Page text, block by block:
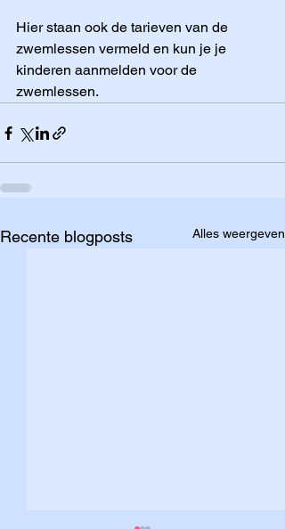
Hier staan ook de tarieven van de
zwemlessen vermeld en kun je je
kinderen aanmelden voor de
zwemlessen.
Recente blogposts Alles weergeven